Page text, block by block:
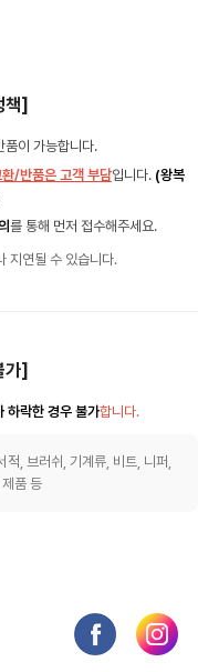
책]
품이 가능합니다.
/반품은 고객 부담입니다. (왕복
를 통해 먼저 접수해주세요.
지연될 수 있습니다.
가]
하락한 경우 불가합니다.
, 브러쉬, 기계류, 비트, 니퍼,
품 등